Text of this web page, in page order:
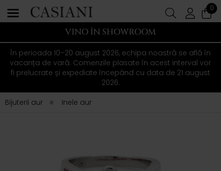
0
VINO ÎN SHOWROOM
În perioada 10–20 august 2026, echipa noastră se află în
vacanța de vară. Comenzile plasate în acest interval vor
fi prelucrate și expediate începând cu data de 21 august
2026.
Bijuterii aur
Inele aur